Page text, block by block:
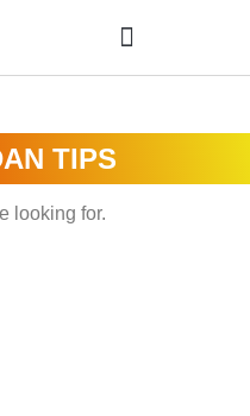
TIPS
looking for.